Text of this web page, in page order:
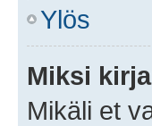
Ylös
Miksi
Mikäli et